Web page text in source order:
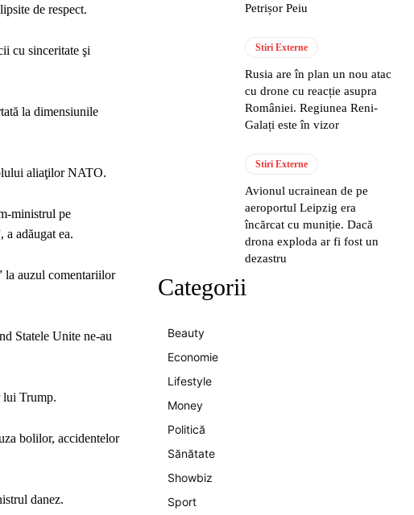
de respect.
cu sinceritate şi
la dimensiunile
aliaţilor NATO.
ministrul pe
adăugat ea.
la auzul comentariilor
Statele Unite ne-au
lui Trump.
bolilor, accidentelor
danez.
Petrișor Peiu
Stiri Externe
Rusia are în plan un nou atac
cu drone cu reacție asupra
României. Regiunea Reni-
Galați este în vizor
Stiri Externe
Avionul ucrainean de pe
aeroportul Leipzig era
încărcat cu muniție. Dacă
drona exploda ar fi fost un
dezastru
Categorii
Beauty
Economie
Lifestyle
Money
Politică
Sănătate
Showbiz
Sport